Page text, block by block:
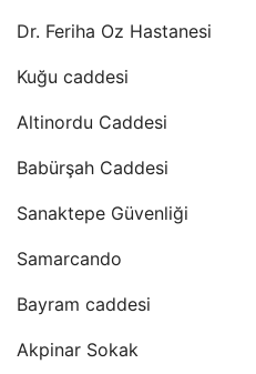
Dr. Feriha Oz Hastanesi
Kuğu caddesi
Altinordu Caddesi
Babürşah Caddesi
Sanaktepe Güvenliği
Samarcando
Bayram caddesi
Akpinar Sokak